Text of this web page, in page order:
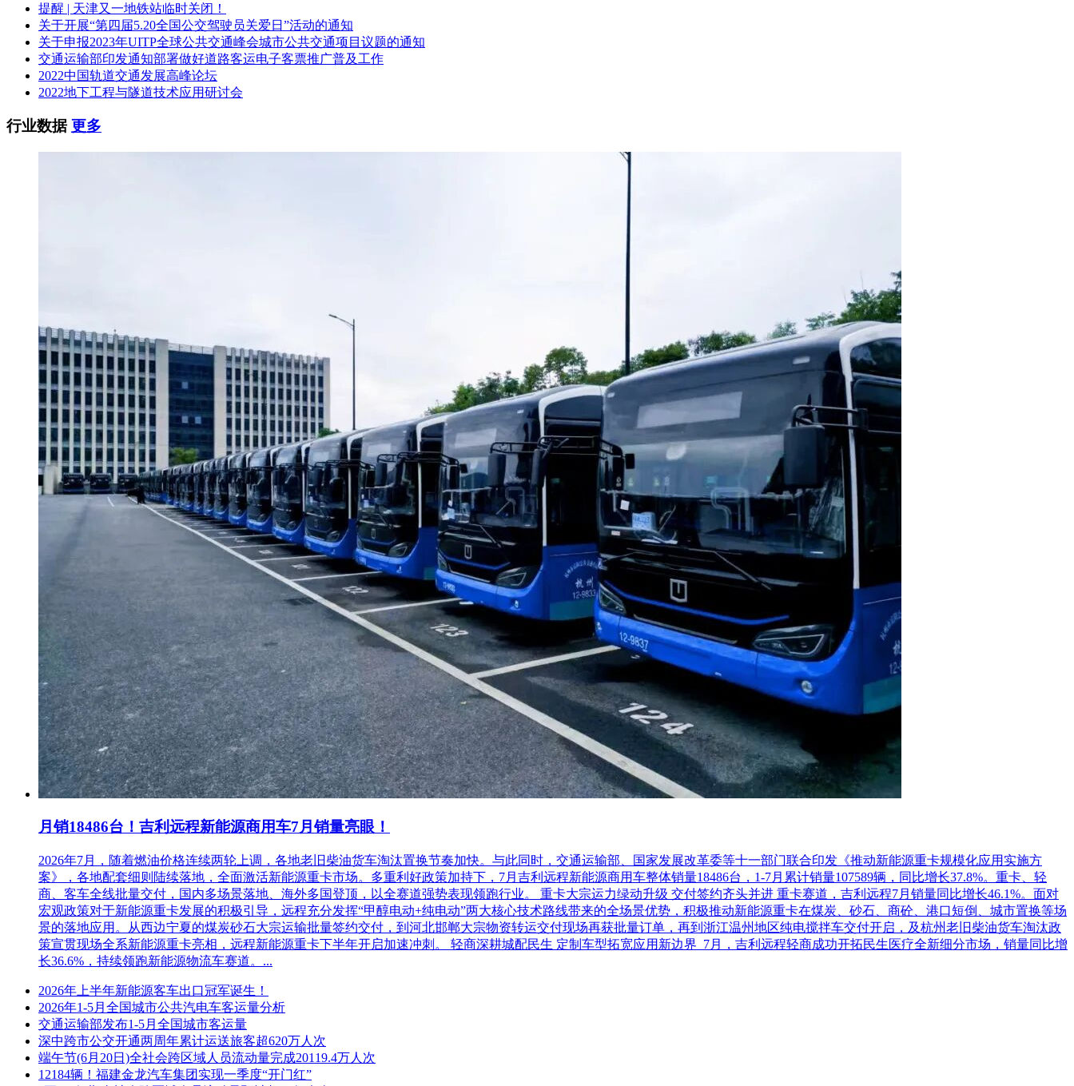
提醒 | 天津又一地铁站临时关闭！
关于开展“第四届5.20全国公交驾驶员关爱日”活动的通知
关于申报2023年UITP全球公共交通峰会城市公共交通项目议题的通知
交通运输部印发通知部署做好道路客运电子客票推广普及工作
2022中国轨道交通发展高峰论坛
2022地下工程与隧道技术应用研讨会
行业数据更多
月销18486台！吉利远程新能源商用车7月销量亮眼！
2026年7月，随着燃油价格连续两轮上调，各地老旧柴油货车淘汰置换节奏加快。与此同时，交通运输部、国家发展改革委等十一部门联合印发《推动新能源重卡规模化应用实施方
案》，各地配套细则陆续落地，全面激活新能源重卡市场。多重利好政策加持下，7月吉利远程新能源商用车整体销量18486台，1-7月累计销量107589辆，同比增长37.8%。重卡、轻
商、客车全线批量交付，国内多场景落地、海外多国登顶，以全赛道强势表现领跑行业。 重卡大宗运力绿动升级 交付签约齐头并进 重卡赛道，吉利远程7月销量同比增长46.1%。面对
宏观政策对于新能源重卡发展的积极引导，远程充分发挥“甲醇电动+纯电动”两大核心技术路线带来的全场景优势，积极推动新能源重卡在煤炭、砂石、商砼、港口短倒、城市置换等场
景的落地应用。从西边宁夏的煤炭砂石大宗运输批量签约交付，到河北邯郸大宗物资转运交付现场再获批量订单，再到浙江温州地区纯电搅拌车交付开启，及杭州老旧柴油货车淘汰政
策宣贯现场全系新能源重卡亮相，远程新能源重卡下半年开启加速冲刺。 轻商深耕城配民生 定制车型拓宽应用新边界 7月，吉利远程轻商成功开拓民生医疗全新细分市场，销量同比增
长36.6%，持续领跑新能源物流车赛道。...
2026年上半年新能源客车出口冠军诞生！
2026年1-5月全国城市公共汽电车客运量分析
交通运输部发布1-5月全国城市客运量
深中跨市公交开通两周年累计运送旅客超620万人次
端午节(6月20日)全社会跨区域人员流动量完成20119.4万人次
12184辆！福建金龙汽车集团实现一季度“开门红”